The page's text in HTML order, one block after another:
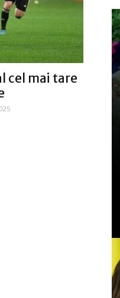
cel mai tare